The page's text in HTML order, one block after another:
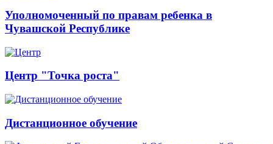
Уполномоченный по правам ребенка в
Чувашской Республике
Центр "Точка роста"
Дистанционное обучение